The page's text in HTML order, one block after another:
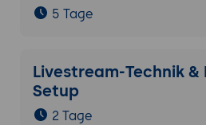
5 Tage
Livestream-Technik
Setup
2 Tage